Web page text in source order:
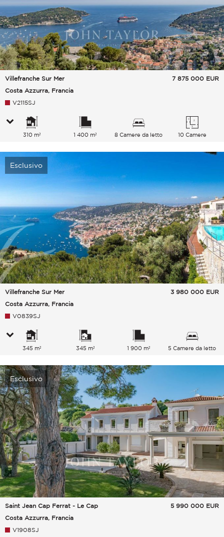
Villefranche Sur Mer
Costa Azzurra, Francia
7 875 000 EUR
V2115SJ
310 m² 1 400 m² 8 Camere da letto 10 Camere
Esclusivo
Villefranche Sur Mer
Costa Azzurra, Francia
3 980 000 EUR
V0839SJ
345 m² 345 m² 1 900 m² 5 Camere da letto
Esclusivo
Saint Jean Cap Ferrat - Le Cap
Costa Azzurra, Francia
5 990 000 EUR
V1908SJ